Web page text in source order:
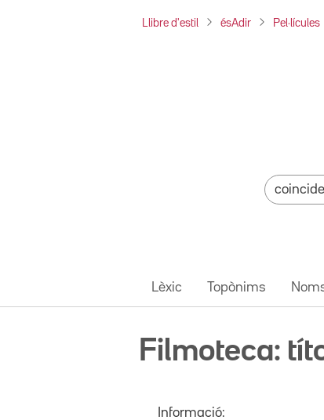
Llibre d'estil ésAdir Pel·lícules
Lèxic Topònims
Filmoteca:
Informació: